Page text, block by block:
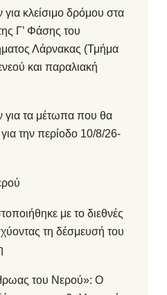
κλείσιμο δρόμου στα
Γ’ Φάσης του
Λάρνακας (Τμήμα
και παραλιακή
για τα μέτωπα που θα
την περίοδο 10/8/26-
με το διεθνές
τη δέσμευσή του
του Νερού»: Ο